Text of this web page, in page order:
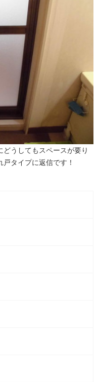
うしてもスペースが要り
タイプに返信です！